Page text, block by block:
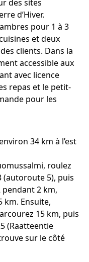
des sites
d’Hiver.
pour 1 à 3
et deux
clients. Dans la
accessible aux
avec licence
repas et le petit-
pour les
34 km à l’est
roulez
(autoroute 5), puis
2 km,
km. Ensuite,
15 km, puis
(Raatteentie
sur le côté